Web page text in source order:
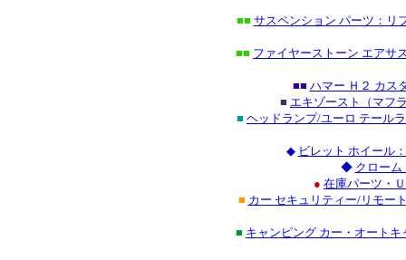
■■ サスペンション パーツ：リ
■■ ファイヤーストーン エアサ
■■ ハマー Ｈ２ カス
■ エキゾースト（マフ
■ ヘッドランプ/ユーロ テール
◆ ビレット ホイール
◆ クローム
● 在庫パーツ・
■ カー セキュリティー/リモー
■ キャンピング カー・オート